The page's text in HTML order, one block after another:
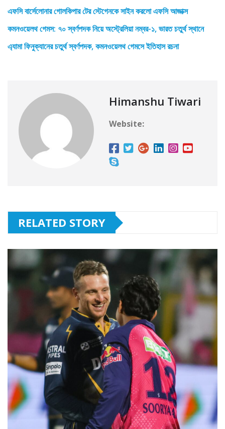
এফসি বার্সেলোনার গোলকিপার টের স্টেগেনকে সাইন করলো এফসি আজাক্স
কমনওয়েলথ গেমস: ৭০ স্বর্ণপদক নিয়ে অস্ট্রেলিয়া নম্বর-১, ভারত চতুর্থ স্থানে
এ্যামা ফিনুক্যানের চতুর্থ স্বর্ণপদক, কমনওয়েলথ গেমসে ইতিহাস রচনা
Himanshu Tiwari
Website:
RELATED STORY